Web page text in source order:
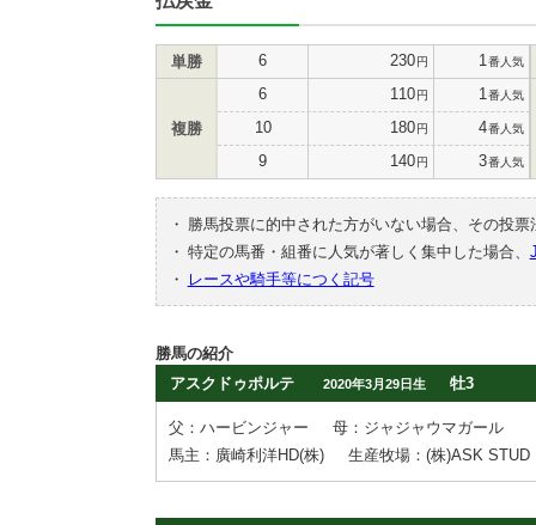
単勝 6 230円 1 番人気
複勝
6 110円 1 番人気
10 180円 4番人気
9 140円 3番人気
・
勝馬投票に的中された方がいない場合、その投
・ 特定の馬番・組番に人気が著しく集中した場合、
・
レースや騎手等につく記号
勝馬の紹介
アスクドゥポルテ
2020年3月29日生 牡3
父：ハービンジャー
母：ジャジャウマガール
馬主：廣崎利洋HD(株)
生産牧場：(株)ASK STUD